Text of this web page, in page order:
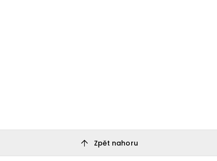
arrow_upward Zpět nahoru